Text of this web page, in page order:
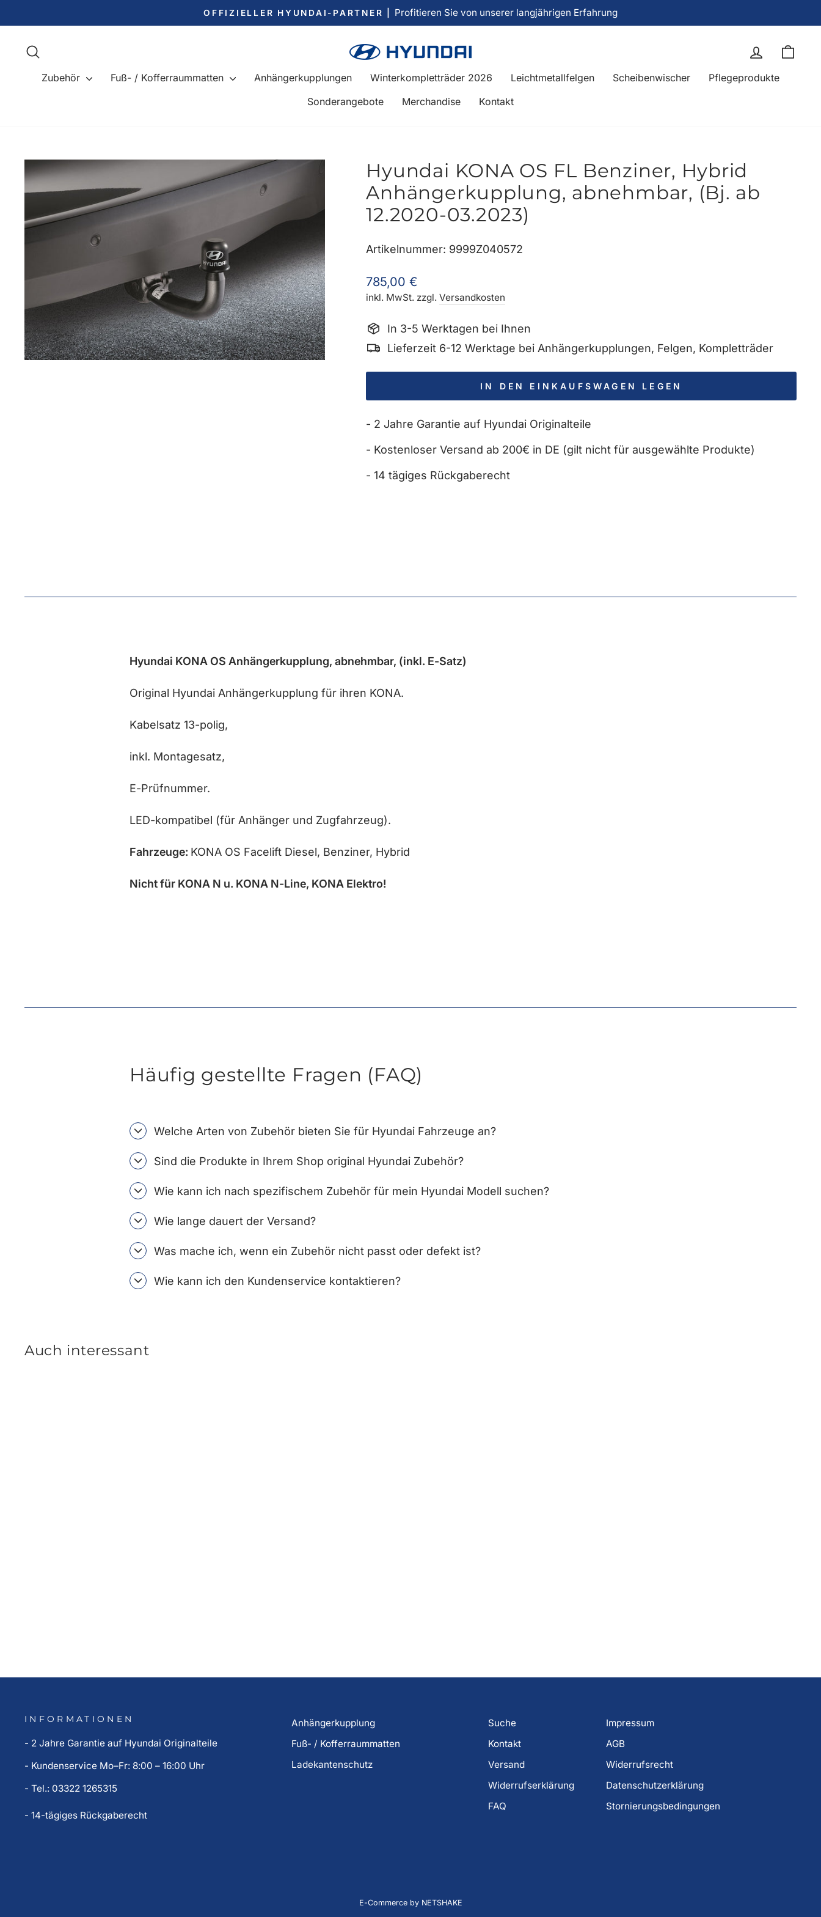
zum
Pause
Diashow
OFFIZIELLER HYUNDAI-PARTNER | Profitieren Sie von unserer langjährigen Erfahrung
Einloggen
Zubehör Fuß- / Kofferraummatten Anhängerkupplungen Winterkompletträder 2026 Leichtmetallfelgen Scheibenwischer
Pflegeprodukte
Sonderangebote
Merchandise Kontakt
Hyundai KONA OS FL Benziner, Hybrid
Anhängerkupplung, abnehmbar, (Bj. ab
12.2020-03.2023)
Artikelnummer: 9999Z040572
Normaler
Preis
785,00 €
inkl. MwSt. zzgl.Versandkosten
In 3-5 Werktagen bei Ihnen
Lieferzeit 6-12 Werktage bei Anhängerkupplungen, Felgen, Kompletträder
IN DEN EINKAUFSWAGEN LEGEN
- 2 Jahre Garantie auf Hyundai Originalteile
- Kostenloser Versand ab 200€ in DE (gilt nicht für ausgewählte Produkte)
- 14 tägiges Rückgaberecht
Hyundai KONA OS Anhängerkupplung, abnehmbar, (inkl. E-Satz)
Original Hyundai Anhängerkupplung für ihren KONA.
Kabelsatz 13-polig,
inkl. Montagesatz,
E-Prüfnummer.
LED-kompatibel (für Anhänger und Zugfahrzeug).
Fahrzeuge: KONA OS Facelift Diesel, Benziner, Hybrid
Nicht für KONA N u. KONA N-Line, KONA Elektro!
Häufig gestellte Fragen (FAQ)
Welche Arten von Zubehör bieten Sie für Hyundai Fahrzeuge an?
Sind die Produkte in Ihrem Shop original Hyundai Zubehör?
Wie kann ich nach spezifischem Zubehör für mein Hyundai Modell suchen?
Wie lange dauert der Versand?
Was mache ich, wenn ein Zubehör nicht passt oder defekt ist?
Wie kann ich den Kundenservice kontaktieren?
Auch interessant
INFORMATIONEN
- 2 Jahre Garantie auf Hyundai Originalteile
- Kundenservice Mo–Fr: 8:00 – 16:00 Uhr
- Tel.: 03322 1265315
- 14-tägiges Rückgaberecht
Anhängerkupplung
Fuß- / Kofferraummatten
Ladekantenschutz
Suche
Kontakt
Versand
Widerrufserklärung
FAQ
Impressum
AGB
Widerrufsrecht
Datenschutzerklärung
Stornierungsbedingungen
E-Commerce by NETSHAKE